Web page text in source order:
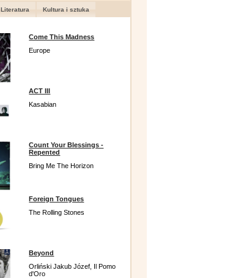
Literatura Kultura i sztuka
Come This Madness
Europe
ACT III
Kasabian
Count Your Blessings -
Repented
Bring Me The Horizon
Foreign Tongues
The Rolling Stones
Beyond
Orliński Jakub Józef, Il Pomo
d'Oro